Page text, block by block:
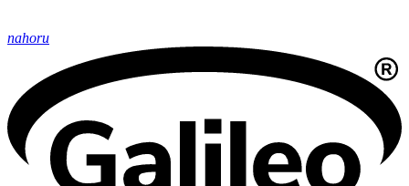
nahoru